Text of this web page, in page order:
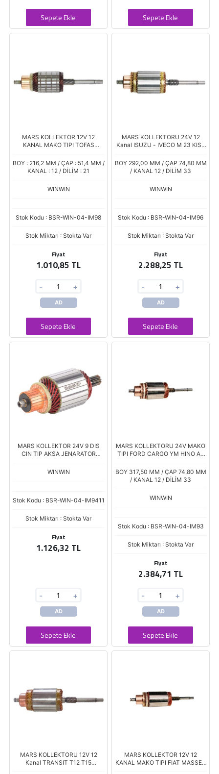
Sepete Ekle Sepete Ekle
MARS KOLLEKTOR 12V 12
KANAL MAKO TIPI TOFAS
SEKMANLI
BOY : 216,2 MM / ÇAP : 51,4 MM /
KANAL : 12 / DİLİM : 21
WINWIN
Stok Kodu : BSR-WIN-04-IM98
Stok Miktarı : Stokta Var
Fiyat
1.010,85 TL
- +
AD
Sepete Ekle
MARS KOLLEKTORU 24V 12
Kanal ISUZU - IVECO M 23 KISA
72161601
BOY 292,00 MM / ÇAP 74,80 MM
/ KANAL 12 / DİLİM 33
WINWIN
Stok Kodu : BSR-WIN-04-IM96
Stok Miktarı : Stokta Var
Fiyat
2.288,25 TL
- +
AD
Sepete Ekle
MARS KOLLEKTOR 24V 9 DIS
CIN TIP AKSA JENARATOR
WINWIN
Stok Kodu : BSR-WIN-04-IM9411
Stok Miktarı : Stokta Var
Fiyat
1.126,32 TL
- +
AD
Sepete Ekle
MARS KOLLEKTORU 24V MAKO
TIPI FORD CARGO YM HINO AS
BOY 317,50 MM / ÇAP 74,80 MM
/ KANAL 12 / DİLİM 33
WINWIN
Stok Kodu : BSR-WIN-04-IM93
Stok Miktarı : Stokta Var
Fiyat
2.384,71 TL
- +
AD
Sepete Ekle
MARS KOLLEKTORU 12V 12
Kanal TRANSIT T12 T15
MARS KOLLEKTOR 12V 12
KANAL MAKO TIPI FIAT MASSEY